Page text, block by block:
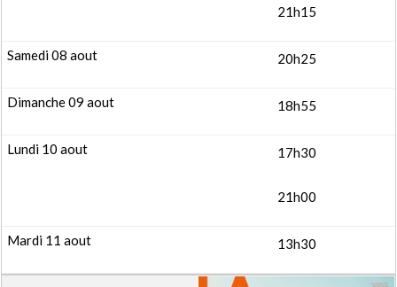
21h15
20h25
18h55
17h30
21h00
13h30